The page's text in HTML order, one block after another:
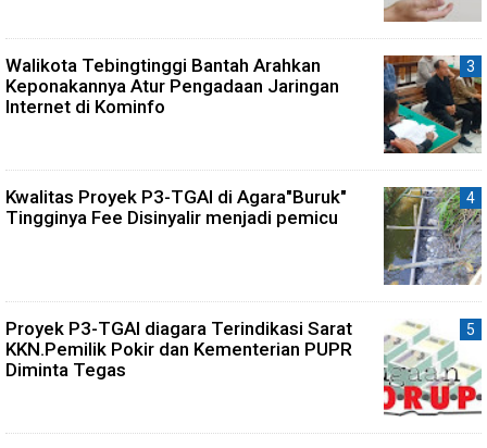
Walikota Tebingtinggi Bantah Arahkan
Keponakannya Atur Pengadaan Jaringan
Internet di Kominfo
Kwalitas Proyek P3-TGAI di Agara"Buruk"
Tingginya Fee Disinyalir menjadi pemicu
Proyek P3-TGAI diagara Terindikasi Sarat
KKN.Pemilik Pokir dan Kementerian PUPR
Diminta Tegas